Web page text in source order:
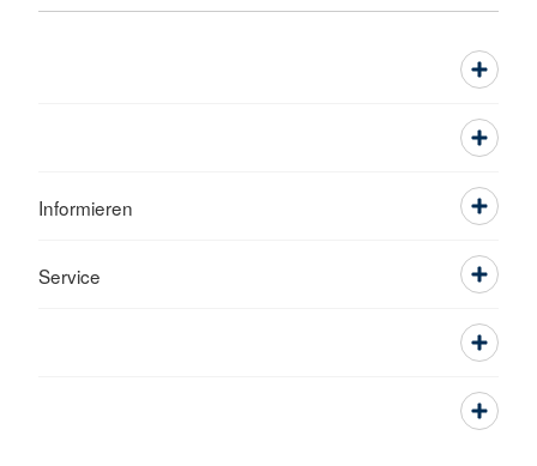
Informieren
Service